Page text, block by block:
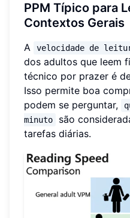
PPM Típico para
Contextos Gerais
A velocidade de
dos adultos que leem
técnico por prazer é
Isso permite boa
podem se perguntar,
minuto
são
tarefas diárias.